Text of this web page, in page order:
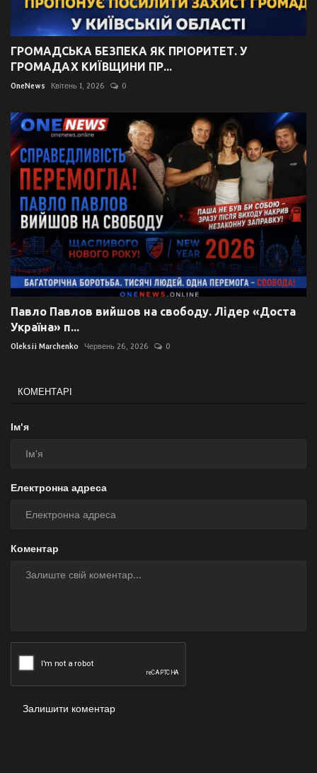
ГРОМАДСЬКА БЕЗПЕКА ЯК ПРІОРИТЕТ. У
ГРОМАДАХ КИЇВЩИНИ ПР...
OneNews Квітень 1, 2026 0
Павло Павлов вийшов на свободу. Лідер «Доста
Україна» п...
Oleksii Marchenko Червень 26, 2026 0
КОМЕНТАРІ
Ім'я
Електронна адреса
Коментар
Залишити коментар